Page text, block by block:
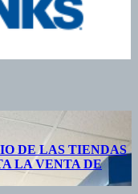
DE LAS TIENDAS
LA VENTA DE